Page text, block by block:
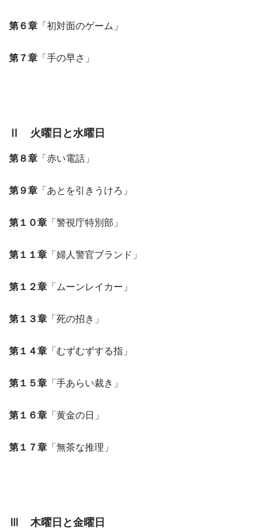
第６章 「初対面のゲーム」
第７章 「手の早さ」
Ⅱ 火曜日と水曜日
第８章 「赤い電話」
第９章 「あとを引きうけろ」
第１０章 「警視庁特別部」
第１１章 「婦人警官ブランド」
第１２章 「ムーンレイカー」
第１３章 「死の招き」
第１４章 「むずむずする指」
第１５章 「手あらい裁き」
第１６章 「黄金の日」
第１７章 「無茶な推理」
Ⅲ 木曜日と金曜日